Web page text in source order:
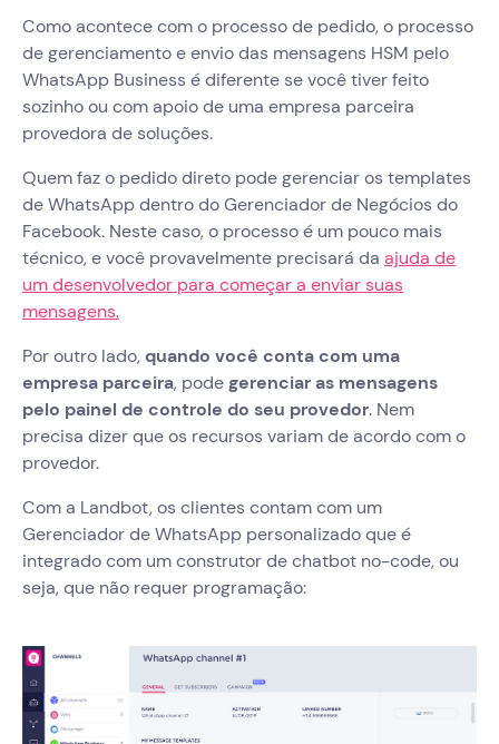
Como acontece com o processo de pedido, o processo
de gerenciamento e envio das mensagens HSM pelo
WhatsApp Business é diferente se você tiver feito
sozinho ou com apoio de uma empresa parceira
provedora de soluções.
Quem faz o pedido direto pode gerenciar os templates
de WhatsApp dentro do Gerenciador de Negócios do
Facebook. Neste caso, o processo é um pouco mais
técnico, e você provavelmente precisará da ajuda de
um desenvolvedor para começar a enviar suas
mensagens.
Por outro lado, quando você conta com uma
empresa parceira, podegerenciar as mensagens
pelo painel de controle do seu provedor. Nem
precisa dizer que os recursos variam de acordo com o
provedor.
Com a Landbot, os clientes contam com um
Gerenciador de WhatsApp personalizado que é
integrado com um construtor de chatbot no-code, ou
seja, que não requer programação: